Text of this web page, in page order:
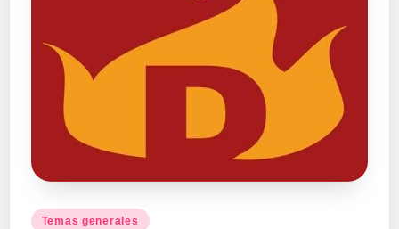
Publicado
Temas generales